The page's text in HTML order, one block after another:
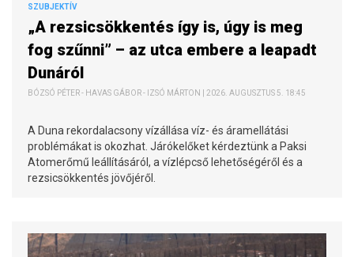
SZUBJEKTÍV
„A rezsicsökkentés így is, úgy is meg
fog szűnni” – az utca embere a leapadt
Dunáról
BÓZSÓ PÉTER - HAVAS GÁBOR - IZSÓ MÁRTON | 2026. AUGUSZTUS 5. 18:45
A Duna rekordalacsony vízállása víz- és áramellátási
problémákat is okozhat. Járókelőket kérdeztünk a Paksi
Atomerőmű leállításáról, a vízlépcső lehetőségéről és a
rezsicsökkentés jövőjéről.